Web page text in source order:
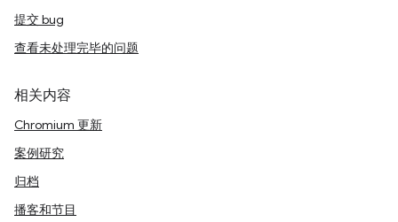
提交 bug
查看未处理完毕的问题
相关内容
Chromium 更新
案例研究
归档
播客和节目